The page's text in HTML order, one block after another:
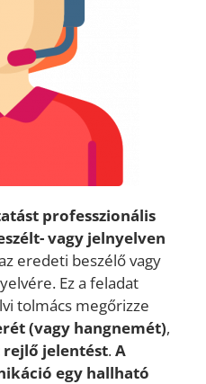
professzionális
vagy jelnyelven
eredeti beszélő vagy
Ez a feladat
tolmács megőrizze
(vagy hangnemét),
jelentést.A
egy hallható